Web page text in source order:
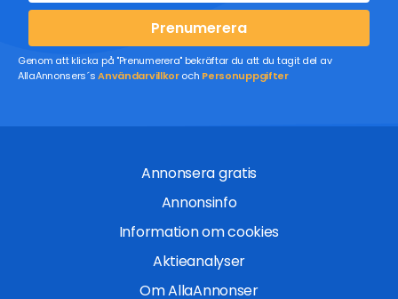
Prenumerera
Genom att klicka på "Prenumerera" bekräftar du att du tagit del av
AllaAnnonsers´sAnvändarvillkoroch Personuppgifter
Annonsera gratis
Annonsinfo
Information om cookies
Aktieanalyser
Om AllaAnnonser